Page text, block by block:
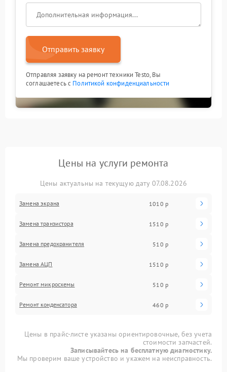
Отправить заявку
Отправляя заявку на ремонт техники Testo, Вы
соглашаетесь с Политикой конфиденциальности
Цены на услуги ремонта
Цены актуальны на текущую дату 07.08.2026
Замена экрана 1010 р
Замена транзистора 1510 р
Замена предохранителя 510 р
Замена АЦП 1510 р
Ремонт микросхемы 510 р
Ремонт конденсатора 460 р
Цены в прайс-листе указаны ориентировочные, без учета
стоимости запчастей.
Записывайтесь на бесплатную диагностику.
Мы проверим ваше устройство и укажем на неисправность.